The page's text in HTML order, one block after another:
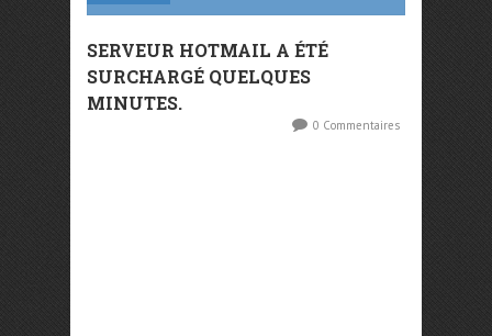
SERVEUR HOTMAIL A ÉTÉ
SURCHARGÉ QUELQUES
MINUTES.
0 Commentaires